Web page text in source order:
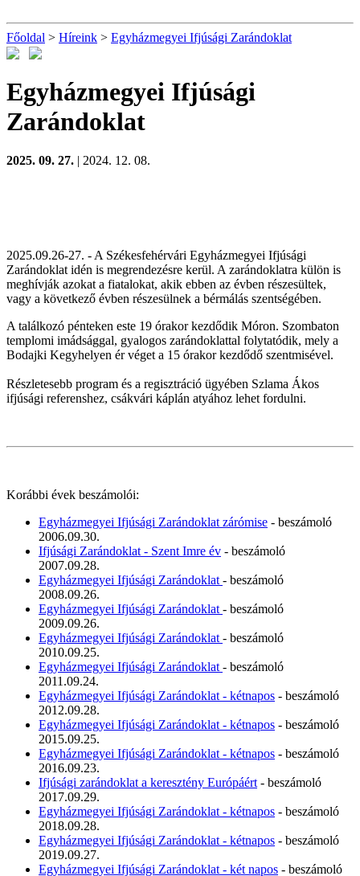
Főoldal > Híreink > Egyházmegyei Ifjúsági Zarándoklat
Egyházmegyei Ifjúsági
Zarándoklat
2025. 09. 27. | 2024. 12. 08.
2025.09.26-27. - A Székesfehérvári Egyházmegyei Ifjúsági
Zarándoklat idén is megrendezésre kerül. A zarándoklatra külön is
meghívják azokat a fiatalokat, akik ebben az évben részesültek,
vagy a következő évben részesülnek a bérmálás szentségében.
A találkozó pénteken este 19 órakor kezdődik Móron. Szombaton
templomi imádsággal, gyalogos zarándoklattal folytatódik, mely a
Bodajki Kegyhelyen ér véget a 15 órakor kezdődő szentmisével.
Részletesebb program és a regisztráció ügyében Szlama Ákos
ifjúsági referenshez, csákvári káplán atyához lehet fordulni.
Korábbi évek beszámolói:
Egyházmegyei Ifjúsági Zarándoklat zárómise - beszámoló
2006.09.30.
Ifjúsági Zarándoklat - Szent Imre év - beszámoló
2007.09.28.
Egyházmegyei Ifjúsági Zarándoklat - beszámoló
2008.09.26.
Egyházmegyei Ifjúsági Zarándoklat - beszámoló
2009.09.26.
Egyházmegyei Ifjúsági Zarándoklat - beszámoló
2010.09.25.
Egyházmegyei Ifjúsági Zarándoklat - beszámoló
2011.09.24.
Egyházmegyei Ifjúsági Zarándoklat - kétnapos - beszámoló
2012.09.28.
Egyházmegyei Ifjúsági Zarándoklat - kétnapos - beszámoló
2015.09.25.
Egyházmegyei Ifjúsági Zarándoklat - kétnapos - beszámoló
2016.09.23.
Ifjúsági zarándoklat a keresztény Európáért - beszámoló
2017.09.29.
Egyházmegyei Ifjúsági Zarándoklat - kétnapos - beszámoló
2018.09.28.
Egyházmegyei Ifjúsági Zarándoklat - kétnapos - beszámoló
2019.09.27.
Egyházmegyei Ifjúsági Zarándoklat - két napos - beszámoló